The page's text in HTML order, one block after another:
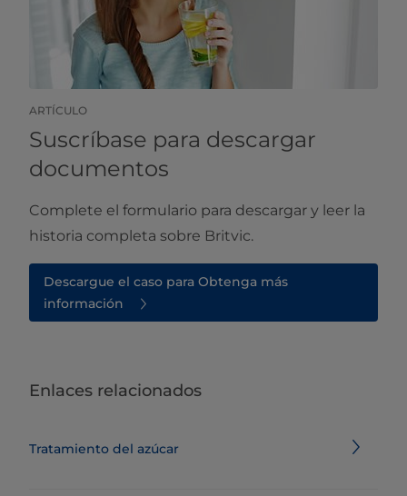
ARTÍCULO
Suscríbase para descargar
documentos
Complete el formulario para descargar y leer la
historia completa sobre Britvic.
Descargue el caso para Obtenga más
información
Enlaces relacionados
Tratamiento del azúcar